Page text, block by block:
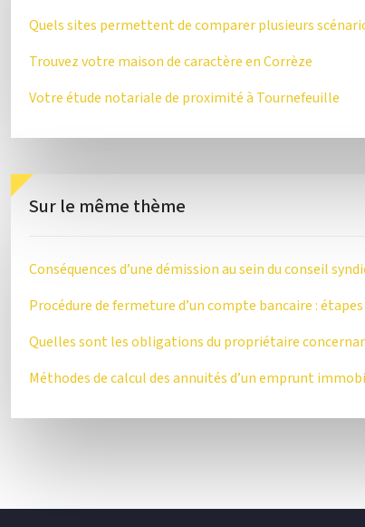
Quels sites permettent de comparer plusieurs
Trouvez votre maison de caractère en Corrèze
Votre étude notariale de proximité à Tournefeuille
Sur le même thème
Conséquences d’une démission au sein du conseil
Procédure de fermeture d’un compte bancaire :
Quelles sont les obligations du propriétaire
Méthodes de calcul des annuités d’un emprunt